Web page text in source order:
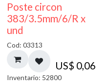
Poste circon
383/3.5mm/6/R x
und
Cod: 03313
US$ 0,06
Inventario: 52800